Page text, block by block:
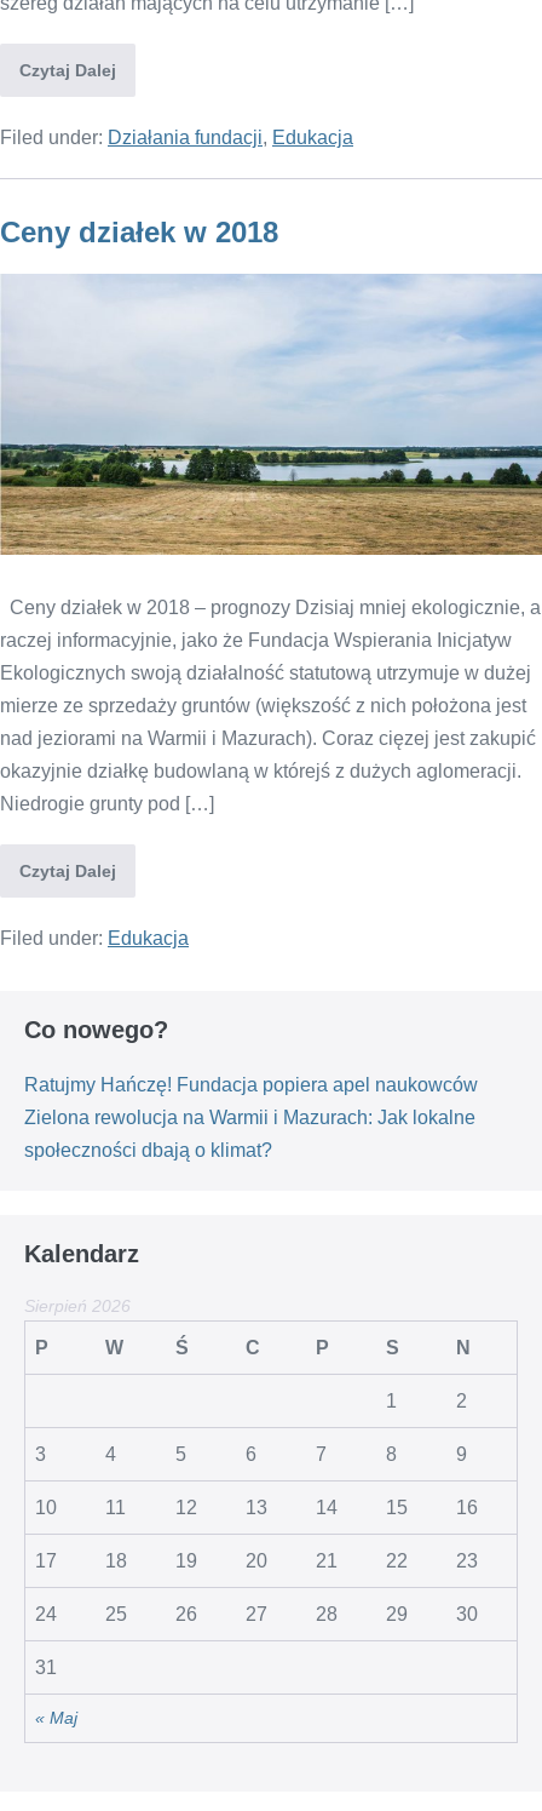
Czytaj Dalej
Filed under: Działania fundacji, Edukacja
Ceny działek w 2018
Ceny działek w 2018 – prognozy Dzisiaj mniej ekologicznie, a
raczej informacyjnie, jako że Fundacja Wspierania Inicjatyw
Ekologicznych swoją działalność statutową utrzymuje w dużej
mierze ze sprzedaży gruntów (większość z nich położona jest
nad jeziorami na Warmii i Mazurach). Coraz cięzej jest zakupić
okazyjnie działkę budowlaną w którejś z dużych aglomeracji.
Niedrogie grunty pod […]
Czytaj Dalej
Filed under: Edukacja
Co nowego?
Ratujmy Hańczę! Fundacja popiera apel naukowców
Zielona rewolucja na Warmii i Mazurach: Jak lokalne
społeczności dbają o klimat?
Kalendarz
Sierpień 2026
P W Ś C P S N
« Maj
1 2
3 4 5 6 7 8 9
10 11 12 13 14 15 16
17 18 19 20 21 22 23
24 25 26 27 28 29 30
31